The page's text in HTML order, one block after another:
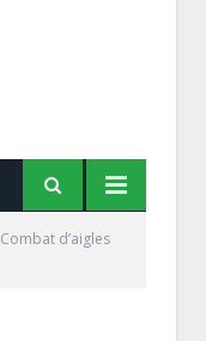
Combat d’aigles